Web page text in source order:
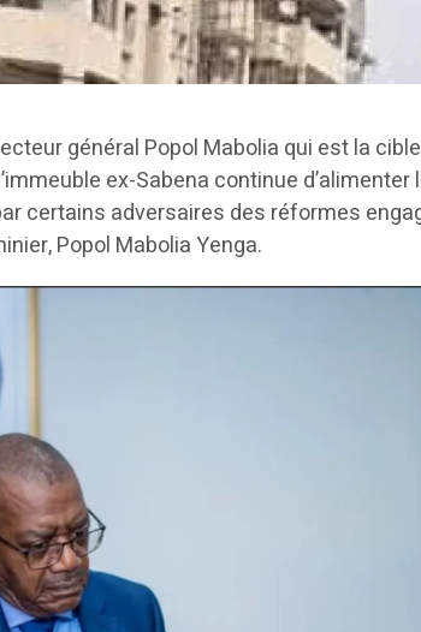
général Popol Mabolia qui est la
ex-Sabena continue d’alimenter
certains adversaires des réformes
Popol Mabolia Yenga.